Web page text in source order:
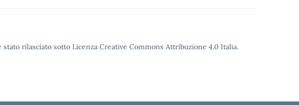
rilasciato sotto Licenza Creative Commons Attribuzione 4.0 Italia.